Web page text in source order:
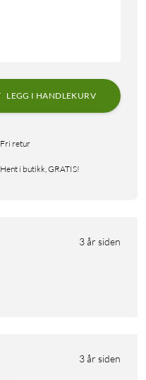
LEGG I HANDLEKURV
Fri retur
Hent i butikk, GRATIS!
3 år siden
3 år siden